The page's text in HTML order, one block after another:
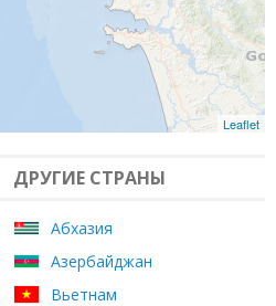
Leaflet
ДРУГИЕ СТРАНЫ
Абхазия
Азербайджан
Вьетнам